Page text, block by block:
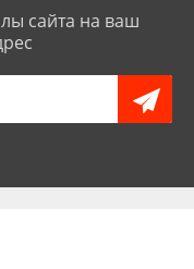
сайта на ваш